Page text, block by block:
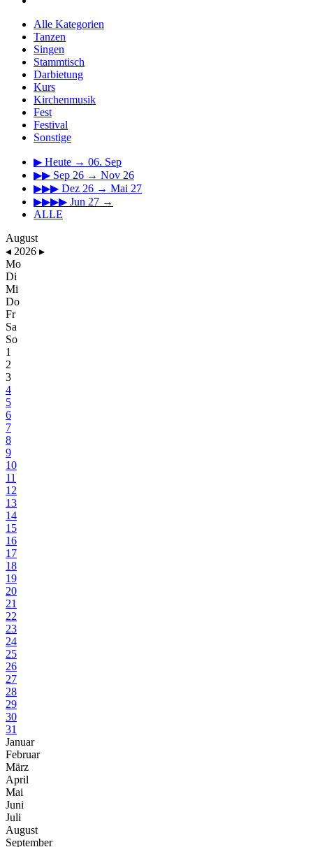
Alle Kategorien
Tanzen
Singen
Stammtisch
Darbietung
Kurs
Kirchenmusik
Fest
Festival
Sonstige
▶ Heute → 06. Sep
▶▶ Sep 26 → Nov 26
▶▶▶ Dez 26 → Mai 27
▶▶▶▶ Jun 27 →
ALLE
August
◂ 2026 ▸
Mo
Di
Mi
Do
Fr
Sa
So
1
2
3
4
5
6
7
8
9
10
11
12
13
14
15
16
17
18
19
20
21
22
23
24
25
26
27
28
29
30
31
Januar
Februar
März
April
Mai
Juni
Juli
August
September